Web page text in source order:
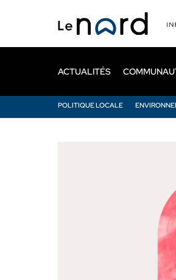
principal
ACTUALITÉS
POLITIQUE LOCALE